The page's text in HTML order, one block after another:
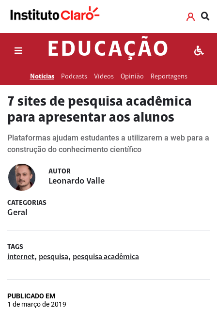
EDUCAÇÃO
Notícias Podcasts Vídeos Opinião Reportagens
7 sites de pesquisa acadêmica
para apresentar aos alunos
Plataformas ajudam estudantes a utilizarem a web para a
construção do conhecimento científico
AUTOR
Leonardo Valle
CATEGORIAS
Geral
TAGS
internet, pesquisa, pesquisa acadêmica
PUBLICADO EM
1 de março de 2019